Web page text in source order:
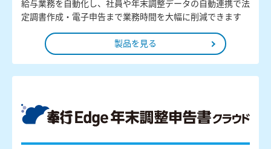
給与業務を自動化し、社員や年末調整データの自動連携で法
定調書作成・電子申告まで業務時間を大幅に削減できます
製品を見る